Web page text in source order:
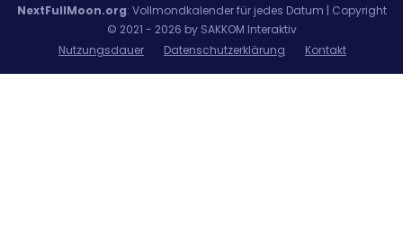
NextFullMoon.org: Vollmondkalender für jedes Datum | Copyright
© 2021 - 2026 by SAKKOM Interaktiv
Nutzungsdauer
Datenschutzerklärung Kontakt